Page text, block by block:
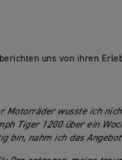
uns von ihren
Motorräder wusste ich
Tiger 1200 über ein
bin, nahm ich das